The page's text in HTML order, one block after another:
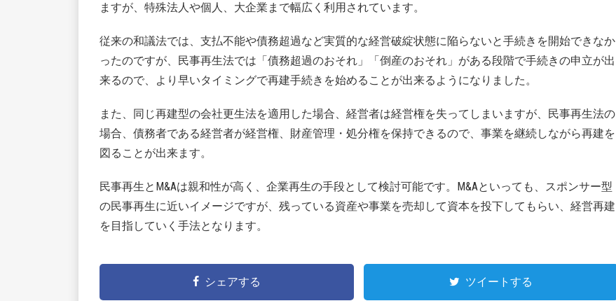
ますが、特殊法人や個人、大企業まで幅広く利用されています。
従来の和議法では、支払不能や債務超過など実質的な経営破綻状態に陥らないと手続きを開始できなか
ったのですが、民事再生法では「債務超過のおそれ」「倒産のおそれ」がある段階で手続きの申立が出
来るので、より早いタイミングで再建手続きを始めることが出来るようになりました。
また、同じ再建型の会社更生法を適用した場合、経営者は経営権を失ってしまいますが、民事再生法の
場合、債務者である経営者が経営権、財産管理・処分権を保持できるので、事業を継続しながら再建を
図ることが出来ます。
民事再生とM&Aは親和性が高く、企業再生の手段として検討可能です。M&Aといっても、スポンサー型
の民事再生に近いイメージですが、残っている資産や事業を売却して資本を投下してもらい、経営再建
を目指していく手法となります。
シェアする ツイートする